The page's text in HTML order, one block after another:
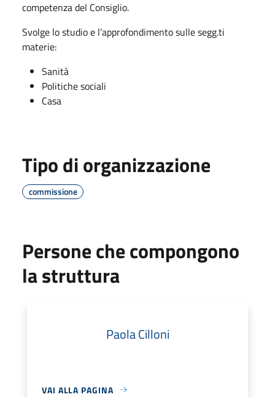
competenza del Consiglio.
Svolge lo studio e l’approfondimento sulle segg.ti
materie:
Sanità
Politiche sociali
Casa
Tipo di organizzazione
commissione
Persone che compongono
la struttura
Paola Cilloni
VAI ALLA PAGINA